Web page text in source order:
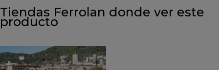
Tiendas Ferrolan donde ver este
producto